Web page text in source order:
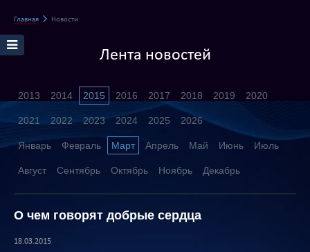
Главная Новости
Лента новостей
2013 2014 2015 2016 2017 2018 2019 2020
2021 2022 2023 2024 2025 2026
Январь Февраль Март Апрель Май Июнь Июль
Август Сентябрь Октябрь Ноябрь Декабрь
О чем говорят добрые сердца
18.03.2015